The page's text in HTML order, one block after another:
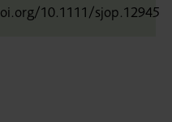
10.1111/sjop.12945